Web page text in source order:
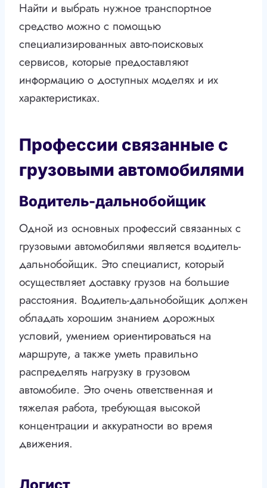
Найти и выбрать нужное транспортное
средство можно с помощью
специализированных авто-поисковых
сервисов, которые предоставляют
информацию о доступных моделях и их
характеристиках.
Профессии связанные с
грузовыми автомобилями
Водитель-дальнобойщик
Одной из основных профессий связанных с
грузовыми автомобилями является водитель-
дальнобойщик. Это специалист, который
осуществляет доставку грузов на большие
расстояния. Водитель-дальнобойщик должен
обладать хорошим знанием дорожных
условий, умением ориентироваться на
маршруте, а также уметь правильно
распределять нагрузку в грузовом
автомобиле. Это очень ответственная и
тяжелая работа, требующая высокой
концентрации и аккуратности во время
движения.